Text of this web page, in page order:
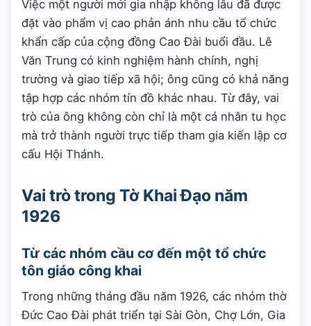
Việc một người mới gia nhập không lâu đã được
đặt vào phẩm vị cao phản ánh nhu cầu tổ chức
khẩn cấp của cộng đồng Cao Đài buổi đầu. Lê
Văn Trung có kinh nghiệm hành chính, nghị
trường và giao tiếp xã hội; ông cũng có khả năng
tập hợp các nhóm tín đồ khác nhau. Từ đây, vai
trò của ông không còn chỉ là một cá nhân tu học
mà trở thành người trực tiếp tham gia kiến lập cơ
cấu Hội Thánh.
Vai trò trong Tờ Khai Đạo năm
1926
Từ các nhóm cầu cơ đến một tổ chức
tôn giáo công khai
Trong những tháng đầu năm 1926, các nhóm thờ
Đức Cao Đài phát triển tại Sài Gòn, Chợ Lớn, Gia